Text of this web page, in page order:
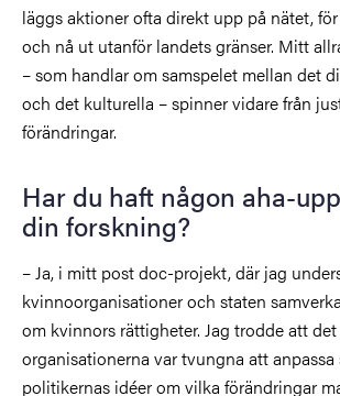
läggs aktioner ofta direkt upp på nätet,
och nå ut utanför landets gränser. Mitt
– som handlar om samspelet mellan det
och det kulturella – spinner vidare från
förändringar.
Har du haft någon aha-
din forskning?
– Ja, i mitt post doc-projekt, där jag
kvinnoorganisationer och staten
om kvinnors rättigheter. Jag trodde att
organisationerna var tvungna att
politikernas idéer om vilka förändringar